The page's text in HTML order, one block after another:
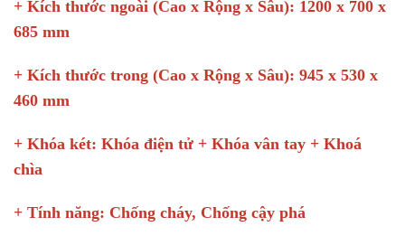
+ Kích thước ngoài (Cao x Rộng x Sâu): 1200 x 700 x
685 mm
+ Kích thước trong (Cao x Rộng x Sâu): 945 x 530 x
460 mm
+ Khóa két: Khóa điện tử + Khóa vân tay + Khoá
chìa
+ Tính năng: Chống cháy, Chống cậy phá